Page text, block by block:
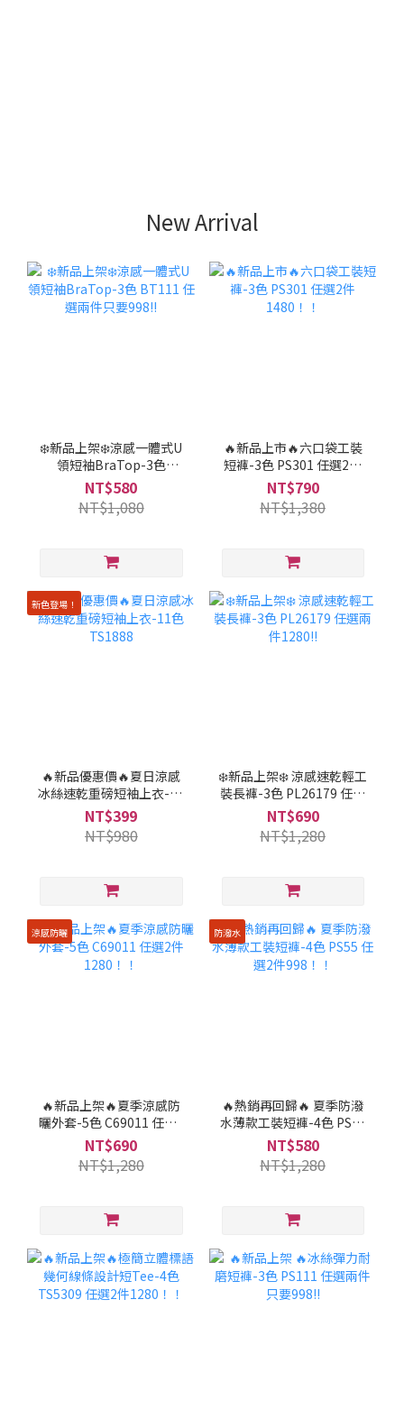
New Arrival
❄️新品上架❄️涼感一體式U
領短袖BraTop-3色
BT111 任選兩件只要998!!
NT$580
NT$1,080
🔥新品上市🔥六口袋工裝
短褲-3色 PS301 任選2件
1480！！
NT$790
NT$1,380
新色登場！
🔥新品優惠價🔥夏日涼感
冰絲速乾重磅短袖上衣-11
色 TS1888
NT$399
NT$980
❄️新品上架❄️ 涼感速乾輕工
裝長褲-3色 PL26179 任選
兩件1280!!
NT$690
NT$1,280
涼感防曬
🔥新品上架🔥夏季涼感防
曬外套-5色 C69011 任選2
件1280！！
NT$690
NT$1,280
防潑水
🔥熱銷再回歸🔥 夏季防潑
水薄款工裝短褲-4色 PS55
任選2件998！！
NT$580
NT$1,280